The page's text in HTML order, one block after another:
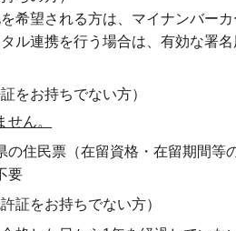
希望される方は、マイナンバーカ
ル連携を行う場合は、有効な署
をお持ちでない方）
ん。
住民票（在留資格・在留期間等
要
証をお持ちでない方）